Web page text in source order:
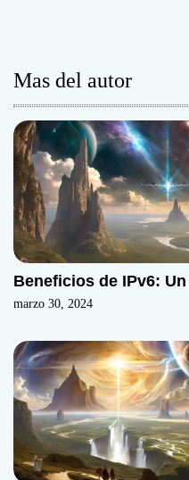
Mas del autor
Beneficios de IPv6:
marzo 30, 2024